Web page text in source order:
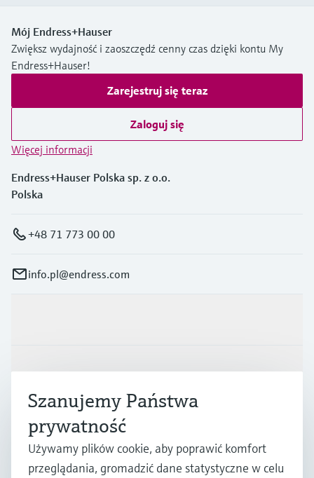
Mój Endress+Hauser
Zwiększ wydajność i zaoszczędź cenny czas dzięki kontu My
Endress+Hauser!
Zarejestruj się teraz
Zaloguj się
Więcej informacji
Endress+Hauser Polska sp. z o.o.
Polska
+48 71 773 00 00
info.pl@endress.com
Przemysł
Wsparcie
O firmie
Szanujemy Państwa
prywatność
Używamy plików cookie, aby poprawić komfort
przeglądania, gromadzić dane statystyczne w celu